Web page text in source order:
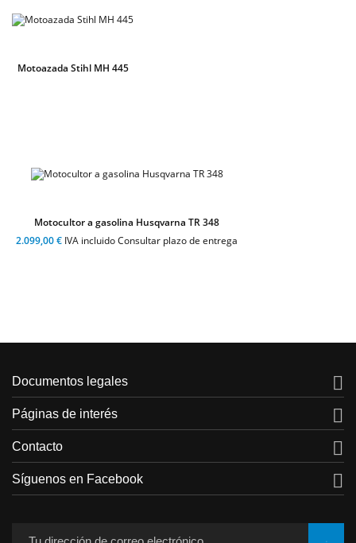
Motoazada Stihl MH 445
Motocultor a gasolina Husqvarna TR 348
2.099,00 € IVA incluido Consultar plazo de entrega
Documentos legales 
Páginas de interés 
Contacto 
Síguenos en Facebook 